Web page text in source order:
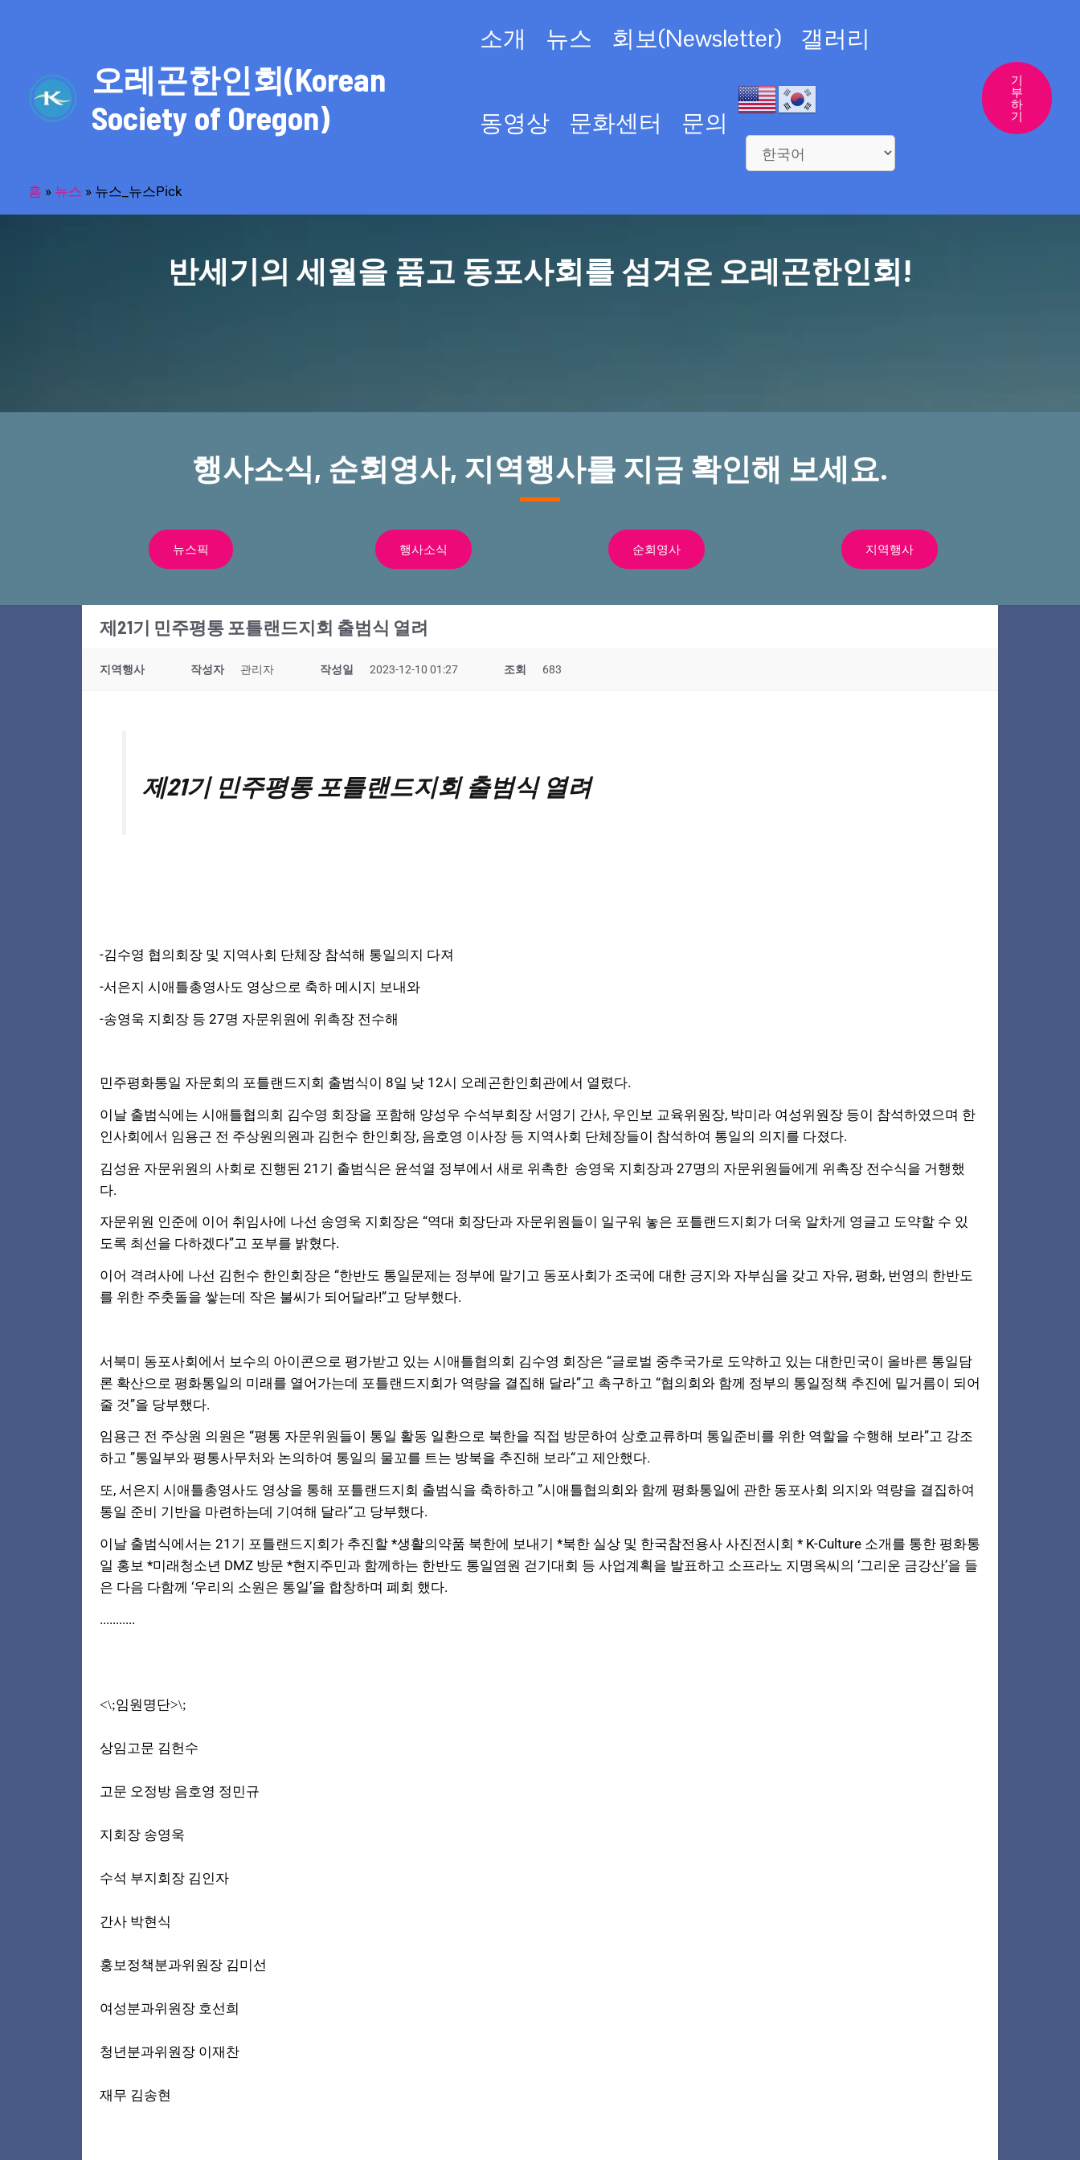
오레곤한인회(Korean
Society of Oregon)
소개 뉴스 회보(Newsletter) 갤러리
동영상 문화센터 문의
기
부
하
기
홈 » 뉴스 » 뉴스_뉴스Pick
반세기의 세월을 품고 동포사회를 섬겨온 오레곤한인회!
행사소식, 순회영사, 지역행사를 지금 확인해 보세요.
뉴스픽 행사소식 순회영사 지역행사
제21기 민주평통 포틀랜드지회 출범식 열려
지역행사 작성자 관리자 작성일 2023-12-10 01:27 조회 683
제21기 민주평통 포틀랜드지회 출범식 열려
-김수영 협의회장 및 지역사회 단체장 참석해 통일의지 다져
-서은지 시애틀총영사도 영상으로 축하 메시지 보내와
-송영욱 지회장 등 27명 자문위원에 위촉장 전수해
민주평화통일 자문회의 포틀랜드지회 출범식이 8일 낮 12시 오레곤한인회관에서 열렸다.
이날 출범식에는 시애틀협의회 김수영 회장을 포함해 양성우 수석부회장 서영기 간사, 우인보 교육위원장, 박미라 여성위원장 등이 참석하였으며 한
인사회에서 임용근 전 주상원의원과 김헌수 한인회장, 음호영 이사장 등 지역사회 단체장들이 참석하여 통일의 의지를 다졌다.
김성윤 자문위원의 사회로 진행된 21기 출범식은 윤석열 정부에서 새로 위촉한 송영욱 지회장과 27명의 자문위원들에게 위촉장 전수식을 거행했
다.
자문위원 인준에 이어 취임사에 나선 송영욱 지회장은 “역대 회장단과 자문위원들이 일구워 놓은 포틀랜드지회가 더욱 알차게 영글고 도약할 수 있
도록 최선을 다하겠다”고 포부를 밝혔다.
이어 격려사에 나선 김헌수 한인회장은 “한반도 통일문제는 정부에 맡기고 동포사회가 조국에 대한 긍지와 자부심을 갖고 자유, 평화, 번영의 한반도
를 위한 주춧돌을 쌓는데 작은 불씨가 되어달라!”고 당부했다.
서북미 동포사회에서 보수의 아이콘으로 평가받고 있는 시애틀협의회 김수영 회장은 “글로벌 중추국가로 도약하고 있는 대한민국이 올바른 통일담
론 확산으로 평화통일의 미래를 열어가는데 포틀랜드지회가 역량을 결집해 달라”고 촉구하고 “협의회와 함께 정부의 통일정책 추진에 밑거름이 되어
줄 것”을 당부했다.
임용근 전 주상원 의원은 “평통 자문위원들이 통일 활동 일환으로 북한을 직접 방문하여 상호교류하며 통일준비를 위한 역할을 수행해 보라”고 강조
하고 ”통일부와 평통사무처와 논의하여 통일의 물꼬를 트는 방북을 추진해 보라“고 제안했다.
또, 서은지 시애틀총영사도 영상을 통해 포틀랜드지회 출범식을 축하하고 ”시애틀협의회와 함께 평화통일에 관한 동포사회 의지와 역량을 결집하여
통일 준비 기반을 마련하는데 기여해 달라“고 당부했다.
이날 출범식에서는 21기 포틀랜드지회가 추진할 *생활의약품 북한에 보내기 *북한 실상 및 한국참전용사 사진전시회 * K-Culture 소개를 통한 평화통
일 홍보 *미래청소년 DMZ 방문 *현지주민과 함께하는 한반도 통일염원 걷기대회 등 사업계획을 발표하고 소프라노 지명옥씨의 ‘그리운 금강산’을 들
은 다음 다함께 ‘우리의 소원은 통일’을 합창하며 폐회 했다.
...........
<\;임원명단>\;
상임고문 김헌수
고문 오정방 음호영 정민규
지회장 송영욱
수석 부지회장 김인자
간사 박현식
홍보정책분과위원장 김미선
여성분과위원장 호선희
청년분과위원장 이재찬
재무 김송현